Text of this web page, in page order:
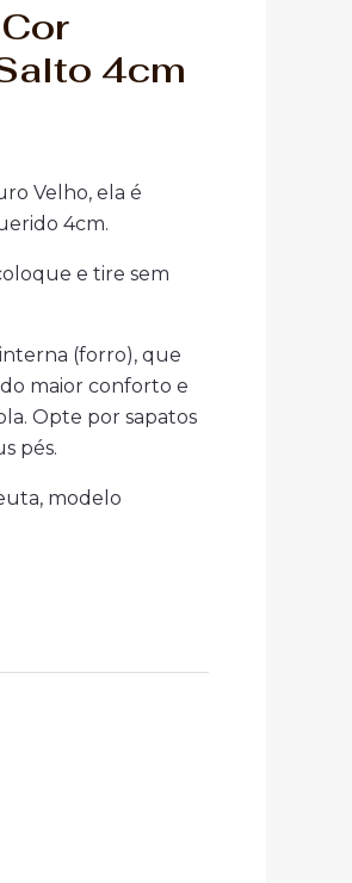
4cm
Velho, ela é
4cm.
e tire sem
(forro), que
maior conforto e
Opte por sapatos
pés.
modelo